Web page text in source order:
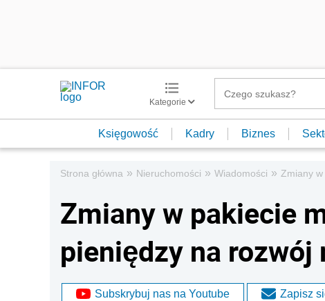
Kategorie
Księgowość Kadry Biznes
Strona główna » Nieruchomości » Wiadomości » Zmiany
Zmiany w pakiecie
pieniędzy na
Subskrybuj nas na Youtube Zapisz